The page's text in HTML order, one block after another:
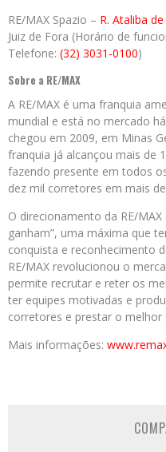
RE/MAX Spazio – R. Ataliba
Juiz de Fora (Horário de
Telefone: (32) 3031-0100)
Sobre a RE/MAX
A RE/MAX é uma franquia
mundial e está no mercado
chegou em 2009, em Minas
franquia já alcançou mais de
fazendo presente em todos
dez mil corretores em mais
O direcionamento da RE/
ganham”, uma máxima que
conquista e reconhecimento
RE/MAX revolucionou o
permite recrutar e reter os
ter equipes motivadas e
corretores e prestar o melhor
Mais informações: